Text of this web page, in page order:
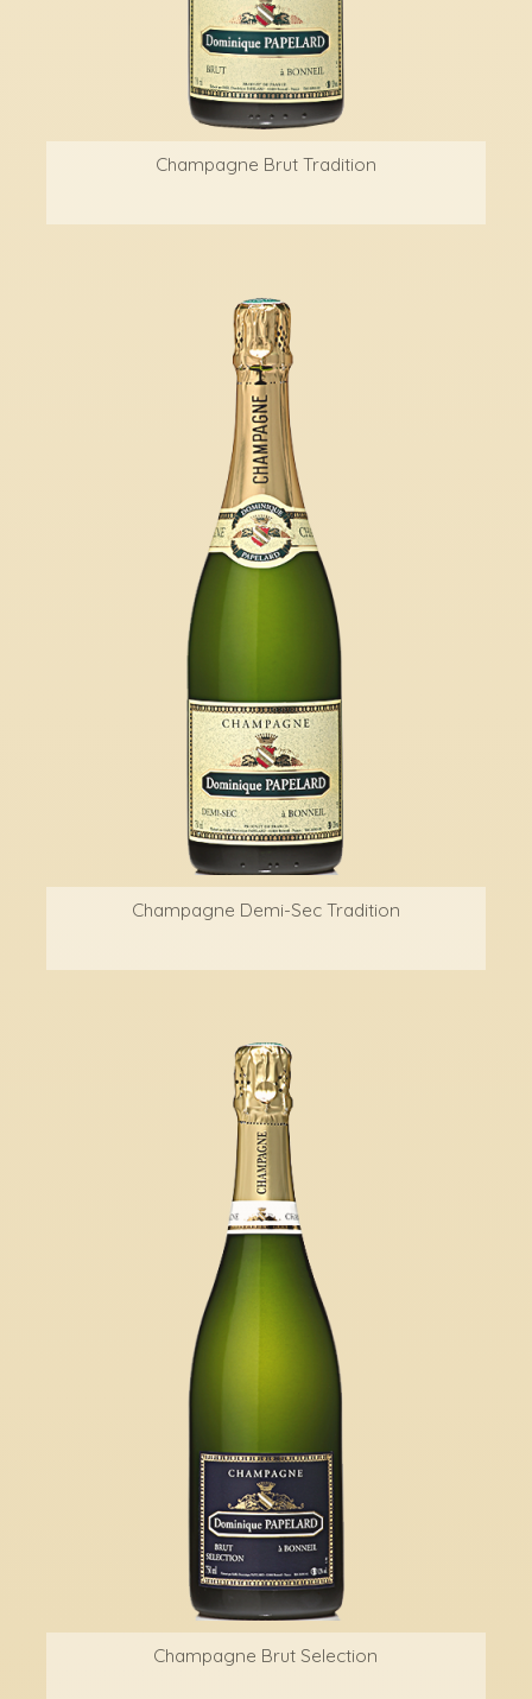
Champagne Brut Tradition
Champagne Demi-Sec Tradition
Champagne Brut Selection